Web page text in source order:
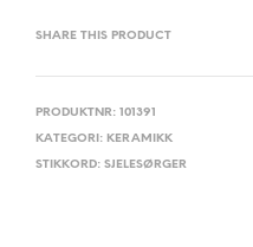
SHARE THIS PRODUCT
PRODUKTNR: 101391
KATEGORI: KERAMIKK
STIKKORD: SJELESØRGER